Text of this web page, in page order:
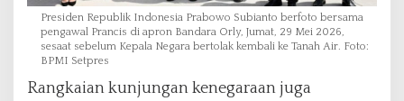
Presiden Republik Indonesia Prabowo Subianto berfoto bersama
pengawal Prancis di apron Bandara Orly, Jumat, 29 Mei 2026,
sesaat sebelum Kepala Negara bertolak kembali ke Tanah Air. Foto:
BPMI Setpres
Rangkaian kunjungan kenegaraan juga